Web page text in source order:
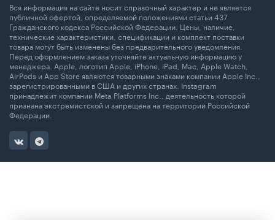
Вся информация на сайте носит справочный характер и не является
публичной офертой, определяемой положениями статьи 437
Гражданского кодекса Российской Федерации. Цены, наличие,
технические характеристики, спецификации и комплект поставки
товара могут быть изменены без предварительного уведомления.
Перед оформлением заказа уточняйте актуальную информацию у
менеджера. Apple, логотип Apple, iPhone, iPad, Mac, Apple Watch,
AirPods и App Store являются товарными знаками компании Apple Inc.,
зарегистрированными в США и других странах. Instagram
принадлежит компании Meta Platforms Inc., деятельность которой
признана экстремистской и запрещена на территории Российской
Федерации.